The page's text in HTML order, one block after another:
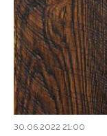
30.06.2022 21:00